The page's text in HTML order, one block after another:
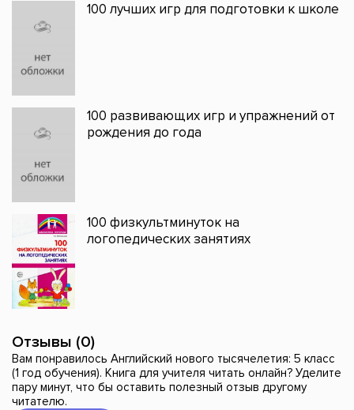
100 лучших игр для подготовки к школе
100 развивающих игр и упражнений от
рождения до года
100 физкультминуток на
логопедических занятиях
Отзывы (0)
Вам понравилось Английский нового тысячелетия: 5 класс
(1 год обучения). Книга для учителя читать онлайн? Уделите
пару минут, что бы оставить полезный отзыв другому
читателю.